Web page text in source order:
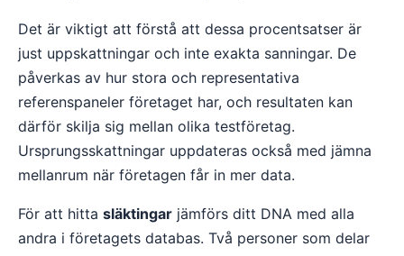
Det är viktigt att förstå att dessa procentsatser är
just uppskattningar och inte exakta sanningar. De
påverkas av hur stora och representativa
referenspaneler företaget har, och resultaten kan
därför skilja sig mellan olika testföretag.
Ursprungsskattningar uppdateras också med jämna
mellanrum när företagen får in mer data.
För att hitta släktingar jämförs ditt DNA med alla
andra i företagets databas. Två personer som delar